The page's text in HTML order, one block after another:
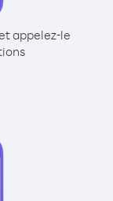
appelez-le